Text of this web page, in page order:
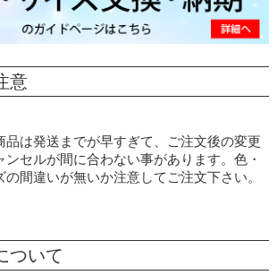
意
品は発送までが早すぎて、ご注文後の変更
ンセルが間に合わない事があります。色・
の間違いが無いか注意してご注文下さい。
ついて